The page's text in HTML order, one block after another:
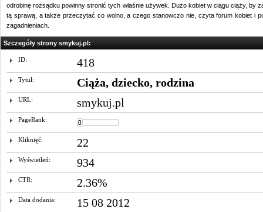
odrobinę rozsądku powinny stronić tych właśnie używek. Dużo kobiet w ciągu ciąży, by
tą sprawą, a także przeczytać co wolno, a czego stanowczo nie, czyta forum kobiet i
zagadnieniach.
Szczegóły strony smykuj.pl:
ID: 418
Tytuł: Ciąża, dziecko, rodzina
URL: smykuj.pl
PageRank:
Kliknięć: 22
Wyświetleń: 934
CTR: 2.36%
Data dodania: 15 08 2012